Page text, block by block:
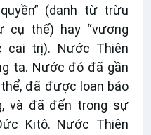
(danh từ trừu
cụ thể) hay “vương
cai trị). Nước Thiên
ta. Nước đó đã gần
đã được loan báo
và đã đến trong sự
Kitô. Nước Thiên